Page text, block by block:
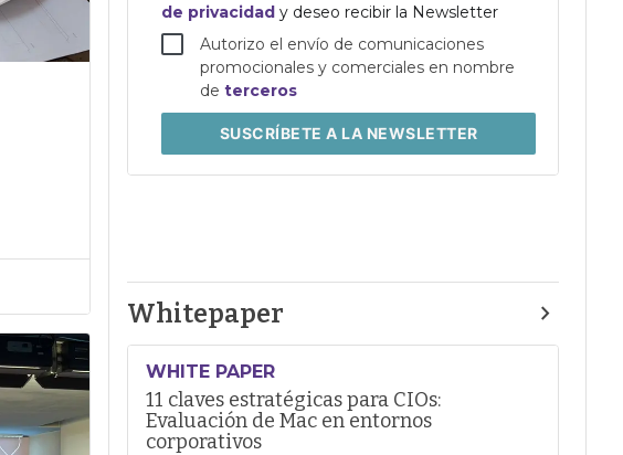
de privacidady deseo recibir la Newsletter
Autorizo el envío de comunicaciones
promocionales y comerciales en nombre
deterceros
SUSCRÍBETEA LA NEWSLETTER
Whitepaper
WHITE PAPER
11 claves estratégicas para CIOs:
Evaluación de Mac en entornos
corporativos